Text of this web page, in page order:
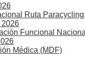
Ruta
2026
Funcional Nacional
Médica (MDF)